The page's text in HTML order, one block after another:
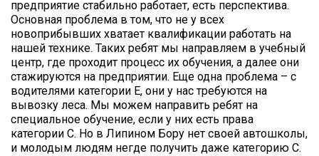
предприятие стабильно работает, есть перспектива.
Основная проблема в том, что не у всех
новоприбывших хватает квалификации работать на
нашей технике. Таких ребят мы направляем в учебный
центр, где проходит процесс их обучения, а далее они
стажируются на предприятии. Еще одна проблема – с
водителями категории Е, они у нас требуются на
вывозку леса. Мы можем направить ребят на
специальное обучение, если у них есть права
категории С. Но в Липином Бору нет своей автошколы,
и молодым людям негде получить даже категорию С.